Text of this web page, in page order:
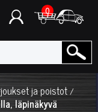
0
ja poistot/
läpinäkyvä